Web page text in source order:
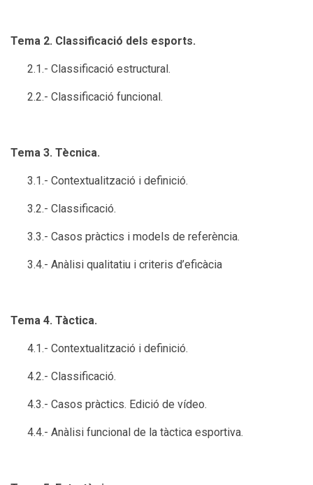
Tema 2. Classificació dels esports.
2.1.- Classificació estructural.
2.2.- Classificació funcional.
Tema 3. Tècnica.
3.1.- Contextualització i definició.
3.2.- Classificació.
3.3.- Casos pràctics i models de referència.
3.4.- Anàlisi qualitatiu i criteris d’eficàcia
Tema 4. Tàctica.
4.1.- Contextualització i definició.
4.2.- Classificació.
4.3.- Casos pràctics. Edició de vídeo.
4.4.- Anàlisi funcional de la tàctica esportiva.